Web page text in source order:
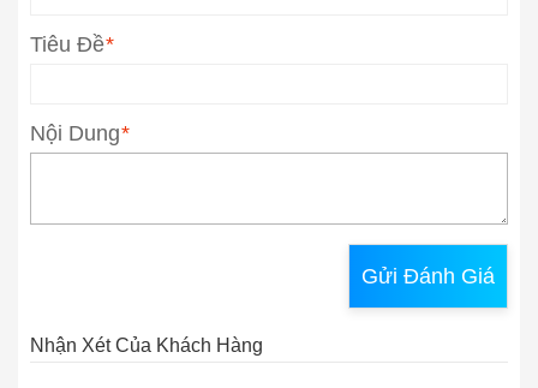
*
Tiêu Đề
*
Nội Dung
Gửi Đánh Giá
Nhận Xét Của Khách Hàng